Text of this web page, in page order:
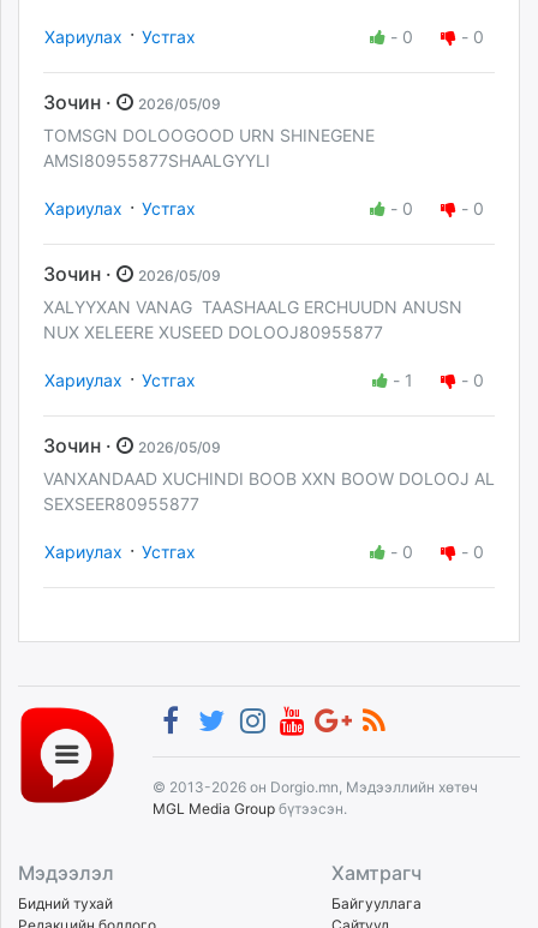
Хариулах · Устгах - 0 - 0
Зочин · 2026/05/09
TOMSGN DOLOOGOOD URN SHINEGENE
AMSI80955877SHAALGYYLI
Хариулах · Устгах - 0 - 0
Зочин · 2026/05/09
XALYYXAN VANAG TAASHAALG ERCHUUDN ANUSN
NUX XELEERE XUSEED DOLOOJ80955877
Хариулах · Устгах - 1 - 0
Зочин · 2026/05/09
VANXANDAAD XUCHINDI BOOB XXN BOOW DOLOOJ AL
SEXSEER80955877
Хариулах · Устгах - 0 - 0
© 2013-2026 он Dorgio.mn, Мэдээллийн хөтөч
MGL Media Group бүтээсэн.
Мэдээлэл
Бидний тухай
Хамтрагч
Байгууллага